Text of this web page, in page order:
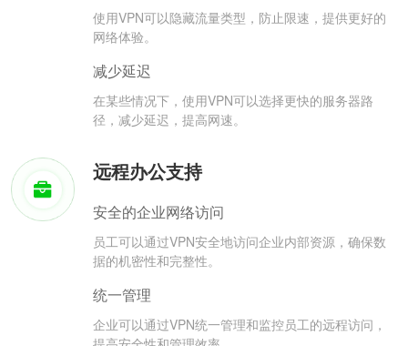
使用VPN可以隐藏流量类型，防止限速，提供更好的
网络体验。
减少延迟
在某些情况下，使用VPN可以选择更快的服务器路
径，减少延迟，提高网速。
远程办公支持
安全的企业网络访问
员工可以通过VPN安全地访问企业内部资源，确保数
据的机密性和完整性。
统一管理
企业可以通过VPN统一管理和监控员工的远程访问，